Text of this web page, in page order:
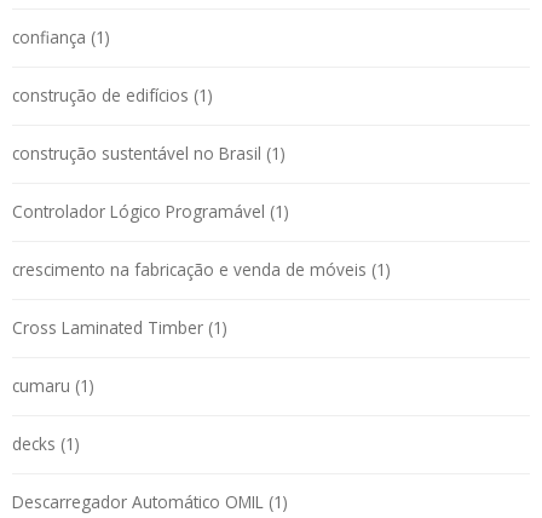
confiança (1)
construção de edifícios (1)
construção sustentável no Brasil (1)
Controlador Lógico Programável (1)
crescimento na fabricação e venda de móveis (1)
Cross Laminated Timber (1)
cumaru (1)
decks (1)
Descarregador Automático OMIL (1)